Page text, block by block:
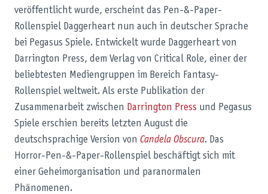
veröffentlicht wurde, erscheint das Pen-&-Paper-
Rollenspiel Daggerheart nun auch in deutscher Sprache
bei Pegasus Spiele. Entwickelt wurde Daggerheart von
Darrington Press, dem Verlag von Critical Role, einer der
beliebtesten Mediengruppen im Bereich Fantasy-
Rollenspiel weltweit. Als erste Publikation der
Zusammenarbeit zwischen Darrington Press und Pegasus
Spiele erschien bereits letzten August die
deutschsprachige Version von Candela Obscura. Das
Horror-Pen-&-Paper-Rollenspiel beschäftigt sich mit
einer Geheimorganisation und paranormalen
Phänomenen.